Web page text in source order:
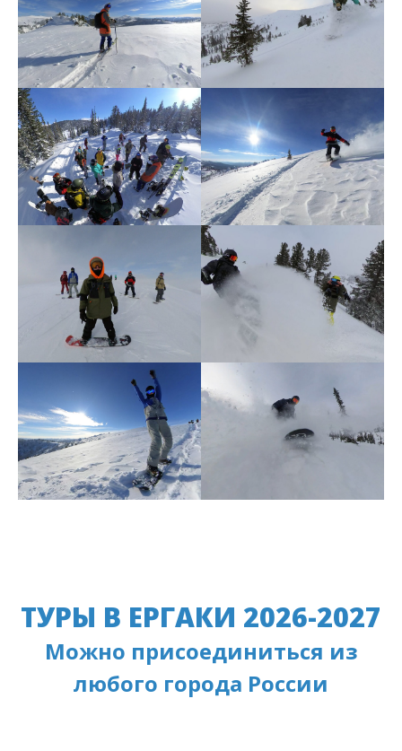
ТУРЫ В ЕРГАКИ 2026-2027
Можно присоединиться из
любого города России